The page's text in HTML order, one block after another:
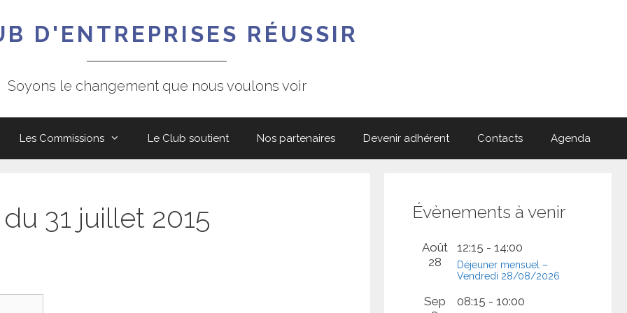
D'ENTREPRISES RÉUSSIR
Soyons le changement que nous voulons voir
Les Commissions Le Club soutient Nos partenaires Devenir adhérent Contacts Agenda
31 juillet 2015 Évènements à venir
Août
28
12:15 - 14:00
Déjeuner mensuel –
Vendredi 28/08/2026
Sep
08:15 - 10:00